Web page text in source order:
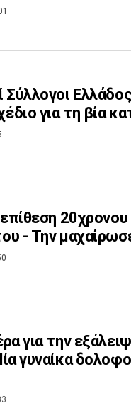
Σύλλογοι
για τη βία
- Την
για την
γυναίκα